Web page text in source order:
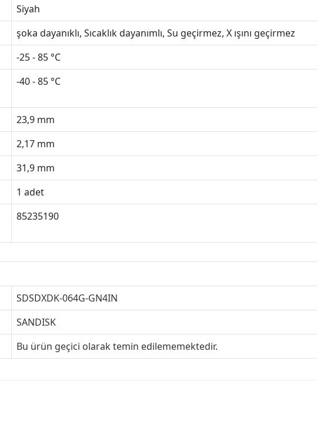
Siyah
şoka dayanıklı, Sıcaklık dayanımlı, Su geçirmez, X ışını geçirmez
-25 - 85 °C
-40 - 85 °C
23,9 mm
2,17 mm
31,9 mm
1 adet
85235190
SDSDXDK-064G-GN4IN
SANDISK
Bu ürün geçici olarak temin edilememektedir.